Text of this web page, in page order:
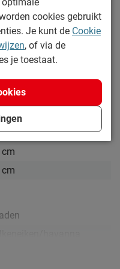
cm
cm
cm
cookies gebruikt
Je kunt de Cookie
, of via de
je toestaat.